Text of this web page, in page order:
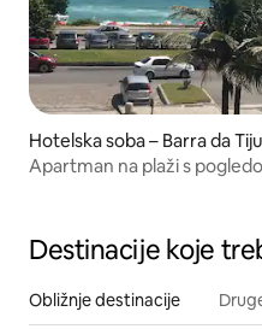
Hotelska soba – Barra da
Apartman na plaži s
Destinacije koje
Obližnje destinacije